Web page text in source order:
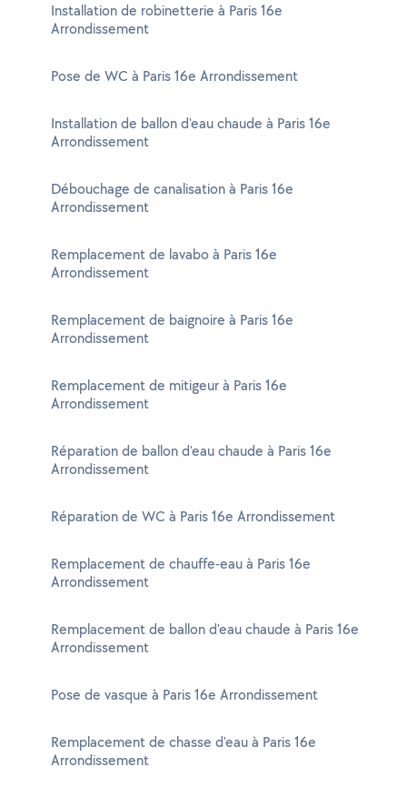
Installation de robinetterie à Paris 16e
Arrondissement
Pose de WC à Paris 16e Arrondissement
Installation de ballon d'eau chaude à Paris 16e
Arrondissement
Débouchage de canalisation à Paris 16e
Arrondissement
Remplacement de lavabo à Paris 16e
Arrondissement
Remplacement de baignoire à Paris 16e
Arrondissement
Remplacement de mitigeur à Paris 16e
Arrondissement
Réparation de ballon d'eau chaude à Paris 16e
Arrondissement
Réparation de WC à Paris 16e Arrondissement
Remplacement de chauffe-eau à Paris 16e
Arrondissement
Remplacement de ballon d'eau chaude à Paris 16e
Arrondissement
Pose de vasque à Paris 16e Arrondissement
Remplacement de chasse d'eau à Paris 16e
Arrondissement